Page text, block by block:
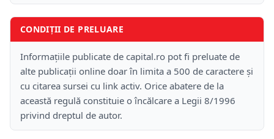
CONDIȚII DE PRELUARE
Informațiile publicate de capital.ro pot fi preluate de
alte publicații online doar în limita a 500 de caractere și
cu citarea sursei cu link activ. Orice abatere de la
această regulă constituie o încălcare a Legii 8/1996
privind dreptul de autor.